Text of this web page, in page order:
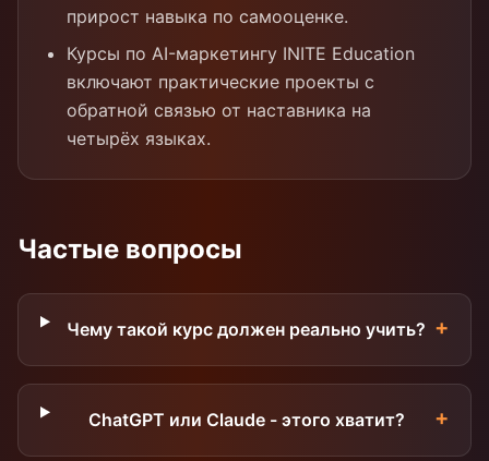
прирост навыка по самооценке.
Курсы по AI-маркетингу INITE Education
включают практические проекты с
обратной связью от наставника на
четырёх языках.
Частые вопросы
Чему такой курс должен реально учить? +
ChatGPT или Claude - этого хватит? +